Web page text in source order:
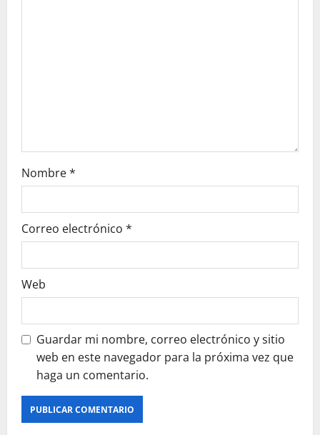
Nombre*
Correo electrónico *
Web
Guardar mi nombre, correo electrónico y sitio
web en este navegador para la próxima vez que
haga un comentario.